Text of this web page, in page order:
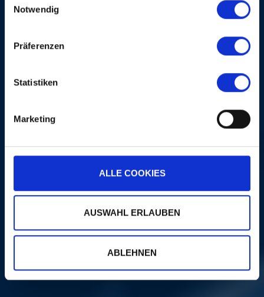
Notwendig
Präferenzen
Statistiken
Marketing
ALLE COOKIES
AUSWAHL ERLAUBEN
ABLEHNEN
MEHR
LOVEBUGS